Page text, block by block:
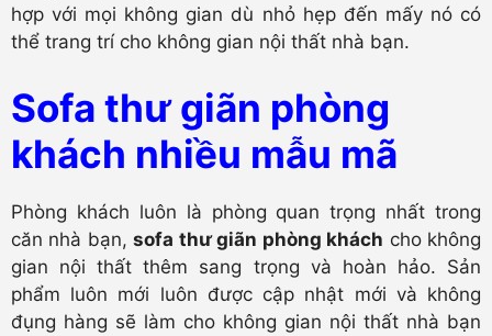
hợp với mọi không gian dù nhỏ hẹp đến mấy nó có
thể trang trí cho không gian nội thất nhà bạn.
Sofa thư giãn phòng
khách nhiều mẫu mã
Phòng khách luôn là phòng quan trọng nhất trong
căn nhà bạn,sofa thư giãn phòng khách cho không
gian nội thất thêm sang trọng và hoàn hảo. Sản
phẩm luôn mới luôn được cập nhật mới và không
đụng hàng sẽ làm cho không gian nội thất nhà bạn